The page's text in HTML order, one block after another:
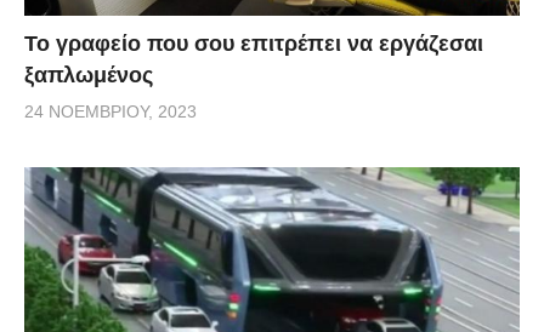
Το γραφείο που σου επιτρέπει να εργάζεσαι
ξαπλωμένος
24 ΝΟΕΜΒΡΊΟΥ, 2023